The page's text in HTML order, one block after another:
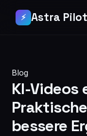
⚡ Astra Pilot
Blog
KI-Videos
bessere